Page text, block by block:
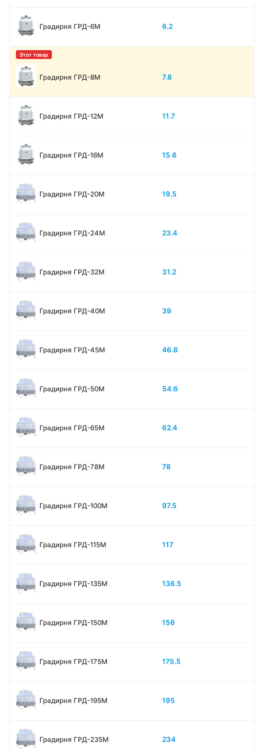
Градирня ГРД-6М 6.2
Градирня ГРД-8М 7.8
Градирня ГРД-12М 11.7
Градирня ГРД-16М 15.6
Градирня ГРД-20М 19.5
Градирня ГРД-24М 23.4
Градирня ГРД-32М 31.2
Градирня ГРД-40М 39
Градирня ГРД-45М 46.8
Градирня ГРД-50М 54.6
Градирня ГРД-65М 62.4
Градирня ГРД-78М 78
Градирня ГРД-100М 97.5
Градирня ГРД-115М 117
Градирня ГРД-135М 136.5
Градирня ГРД-150М 156
Градирня ГРД-175М 175.5
Градирня ГРД-195М 195
Градирня ГРД-235М 234